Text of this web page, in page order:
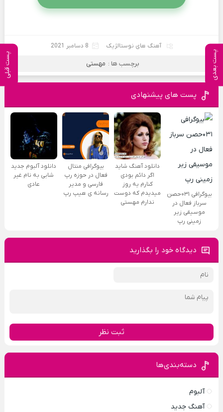
پست بعدی پست قبلی
آهنگ های نوستالژیک 8 دسامبر 2021
برچسب ها : مهستی
پست های پیشنهادی
بیوگرافی ۰۳۱حصن
سرباز فعال در
موسیقی زیر
زمینی رپ
دانلود آهنگ شاید
اگر دائم بودی
کنارم یه روز
میدیدم که دوست
ندارم مهستی
بیوگرافی منتال
فعال در حوزه رپ
فارسی و مدیر
رسانه ی هیپ رپ
دانلود آلبوم جدید
شابی به نام غیر
عادی
دیدگاه خود را بگذارید
ثبت نظر
دسته‌بندی‌ها
آلبوم
آهنگ جدید